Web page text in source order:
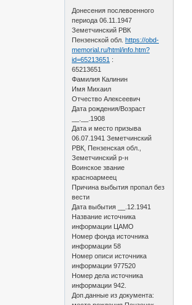
Донесения послевоенного
периода 06.11.1947
Земетчинский РВК
Пензенской обл.https://obd-
memorial.ru/html/info.htm?
id=65213651 :
65213651
Фамилия Калинин
Имя Михаил
Отчество Алексеевич
Дата рождения/Возраст
__.__.1908
Дата и место призыва
06.07.1941 Земетчинский
РВК, Пензенская обл.,
Земетчинский р-н
Воинское звание
красноармеец
Причина выбытия пропал без
вести
Дата выбытия __.12.1941
Название источника
информации ЦАМО
Номер фонда источника
информации 58
Номер описи источника
информации 977520
Номер дела источника
информации 942.
Доп.данные из документа: